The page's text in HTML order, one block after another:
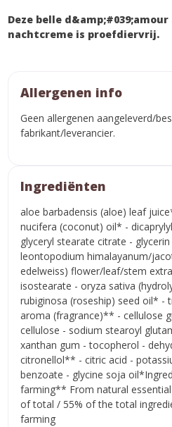
Deze belle
nachtcreme is proefdiervrij.
Allergenen info
Geen allergenen aangeleverd/
fabrikant/leverancier.
Ingrediënten
aloe barbadensis (aloe) leaf
nucifera (coconut) oil* -
glyceryl stearate citrate -
leontopodium himalayanum/
edelweiss) flower/leaf/stem
isostearate - oryza sativa
rubiginosa (roseship) seed oil* -
aroma (fragrance)** - cellulose
cellulose - sodium stearoyl
xanthan gum - tocopherol -
citronellol** - citric acid -
benzoate - glycine soja
farming** From natural
of total / 55% of the total
farming